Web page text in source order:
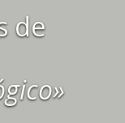
de